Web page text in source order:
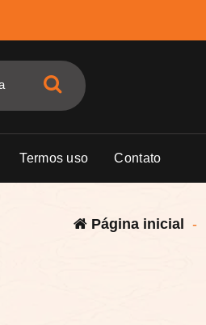
Termos uso Contato
Página inicial -